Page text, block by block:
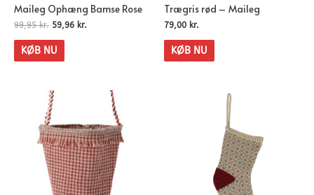
Maileg Ophæng Bamse Rose
99,95kr. 59,96 kr.
KØB NU
Trægris rød – Maileg
79,00 kr.
KØB NU